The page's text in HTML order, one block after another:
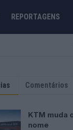
REPORTAGENS
Comentários
KTM muda
nome